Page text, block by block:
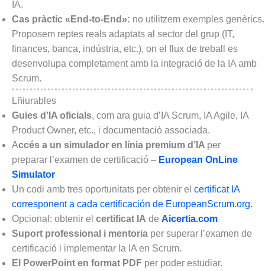
IA.
Cas pràctic «End-to-End»: no utilitzem exemples genèrics.
Proposem reptes reals adaptats al sector del grup (IT,
finances, banca, indústria, etc.), on el flux de treball es
desenvolupa completament amb la integració de la IA amb
Scrum.
Lñiurables
Guies d’IA oficials, com ara guia d’IA Scrum, IA Agile, IA
Product Owner, etc., i documentació associada.
Accés a un simulador en línia premium d’IA per
preparar l’examen de certificació – European OnLine
Simulator
Un codi amb tres oportunitats per obtenir el certificat IA
corresponent a cada certificación de EuropeanScrum.org.
Opcional: obtenir el certificat IA de Aicertia.com
Suport professional i mentoria per superar l’examen de
certificació i implementar la IA en Scrum.
El PowerPoint en format PDF per poder estudiar.